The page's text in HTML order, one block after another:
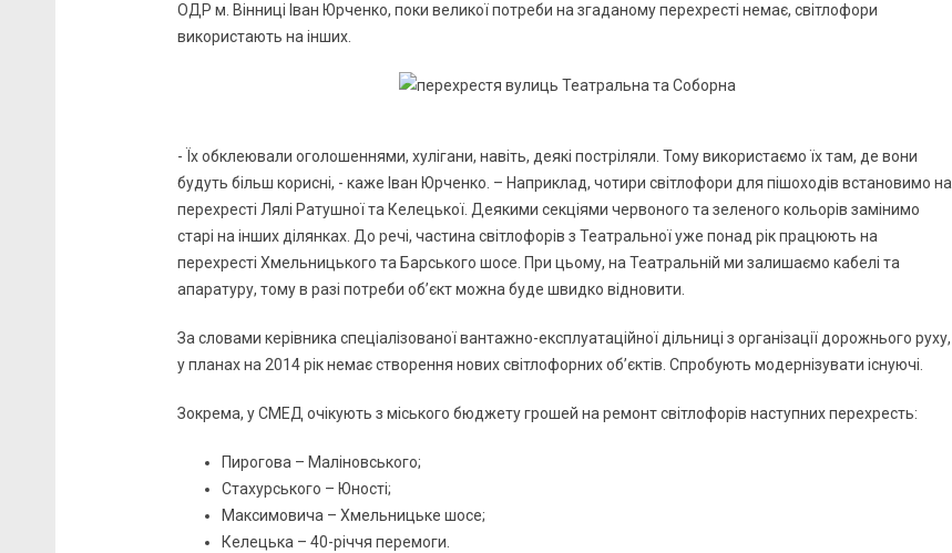
ОДР м. Вінниці Іван Юрченко, поки великої потреби на згаданому перехресті немає, світлофори
використають на інших.
- Їх обклеювали оголошеннями, хулігани, навіть, деякі постріляли. Тому використаємо їх там, де вони
будуть більш корисні, - каже Іван Юрченко. – Наприклад, чотири світлофори для пішоходів встановимо на
перехресті Лялі Ратушної та Келецької. Деякими секціями червоного та зеленого кольорів замінимо
старі на інших ділянках. До речі, частина світлофорів з Театральної уже понад рік працюють на
перехресті Хмельницького та Барського шосе. При цьому, на Театральній ми залишаємо кабелі та
апаратуру, тому в разі потреби об’єкт можна буде швидко відновити.
За словами керівника спеціалізованої вантажно-експлуатаційної дільниці з організації дорожнього руху,
у планах на 2014 рік немає створення нових світлофорних об’єктів. Спробують модернізувати існуючі.
Зокрема, у СМЕД очікують з міського бюджету грошей на ремонт світлофорів наступних перехресть:
Пирогова – Маліновського;
Стахурського – Юності;
Максимовича – Хмельницьке шосе;
Келецька – 40-річчя перемоги.